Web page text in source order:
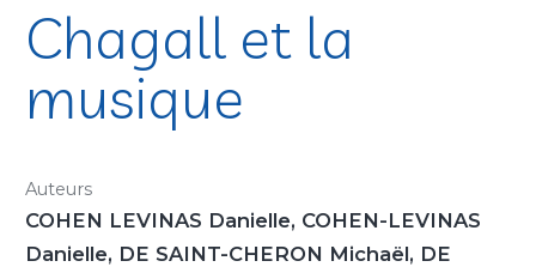
Chagall et la
musique
Auteurs
COHEN LEVINAS Danielle, COHEN-LEVINAS
Danielle, DE SAINT-CHERON Michaël, DE